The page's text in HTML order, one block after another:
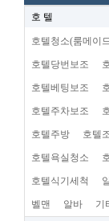
호 텔
호텔청소(룸메이
호텔당번보조
호텔베팅보조
호텔주차보조
호텔주방 호텔
호텔욕실청소
호텔식기세척
벨맨 알바 기